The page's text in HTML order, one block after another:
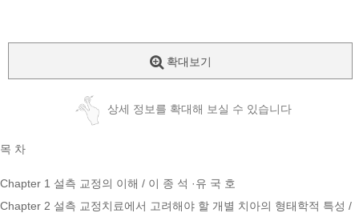
확대보기
상세 정보를 확대해 보실 수 있습니다
목 차
Chapter 1 설측 교정의 이해 / 이 종 석 ·유 국 호
Chapter 2 설측 교정치료에서 고려해야 할 개별 치아의 형태학적 특성 /